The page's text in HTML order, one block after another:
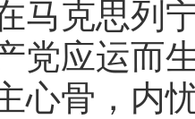
马克思列
党应运而
心骨，内